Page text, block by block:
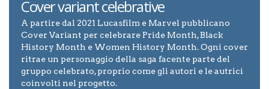
Cover variant celebrative
A partire dal 2021 Lucasfilm e Marvel pubblicano
Cover Variant per celebrare Pride Month, Black
History Month e Women History Month. Ogni cover
ritrae un personaggio della saga facente parte del
gruppo celebrato, proprio come gli autori e le autrici
coinvolti nel progetto.